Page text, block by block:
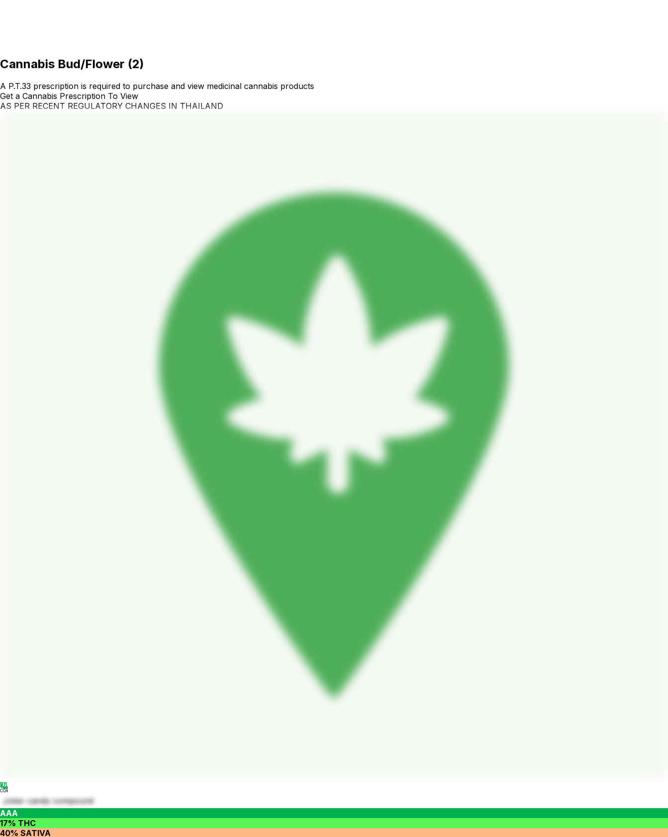
Cannabis Bud/Flower (2)
A P.T.33 prescription is required to purchase and view medicinal cannabis products
Get a Cannabis Prescription To View
AS PER RECENT REGULATORY CHANGES IN THAILAND
COA
Joker candy compound
AAA
17% THC
40% SATIVA